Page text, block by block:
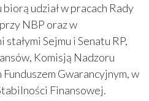
udział w pracach Rady
NBP oraz w
Sejmu i Senatu RP,
Komisją Nadzoru
Gwarancyjnym, w
Finansowej.